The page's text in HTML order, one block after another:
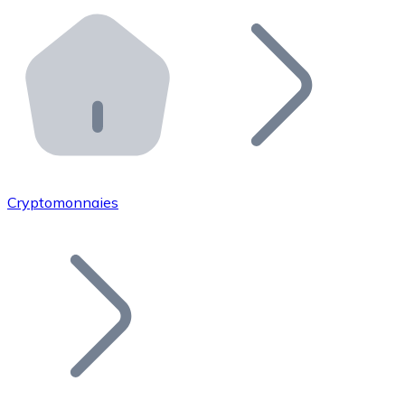
Distributeurs automatiques Bitnovo
Intégrez un ATM Bitnovo dans votre entreprise et
API Bitnovo
Intégrez notre API dans votre écosystème.
Rejoignez notre réseau de distributeurs et
Ajoutez le token de votre projet à notre service
Cryptomonnaies